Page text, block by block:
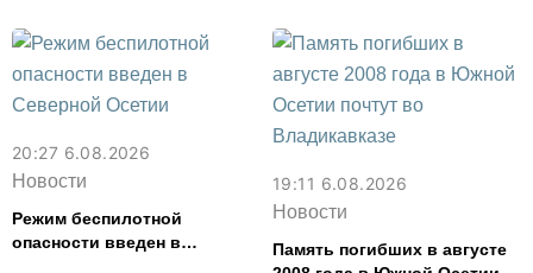
20:27 6.08.2026
Новости
Режим беспилотной
опасности введен в
19:11 6.08.2026
Новости
Память погибших в августе